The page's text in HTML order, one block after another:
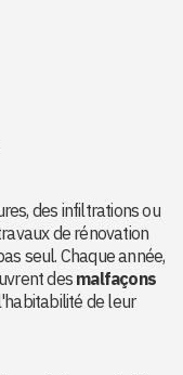
des infiltrations ou
de rénovation
seul. Chaque année,
des malfaçons
de leur